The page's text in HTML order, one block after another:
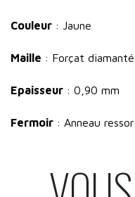
Couleur : Jaune
Maille : Forçat
Epaisseur : 0,90 mm
Fermoir : Anneau